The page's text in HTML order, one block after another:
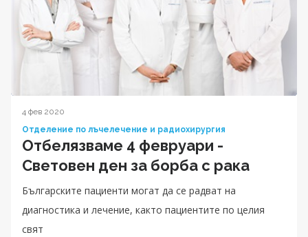
4 фев 2020
Отделение по лъчелечение и радиохирургия
Отбелязваме 4 февруари -
Световен ден за борба с рака
Българските пациенти могат да се радват на
диагностика и лечение, както пациентите по целия
свят